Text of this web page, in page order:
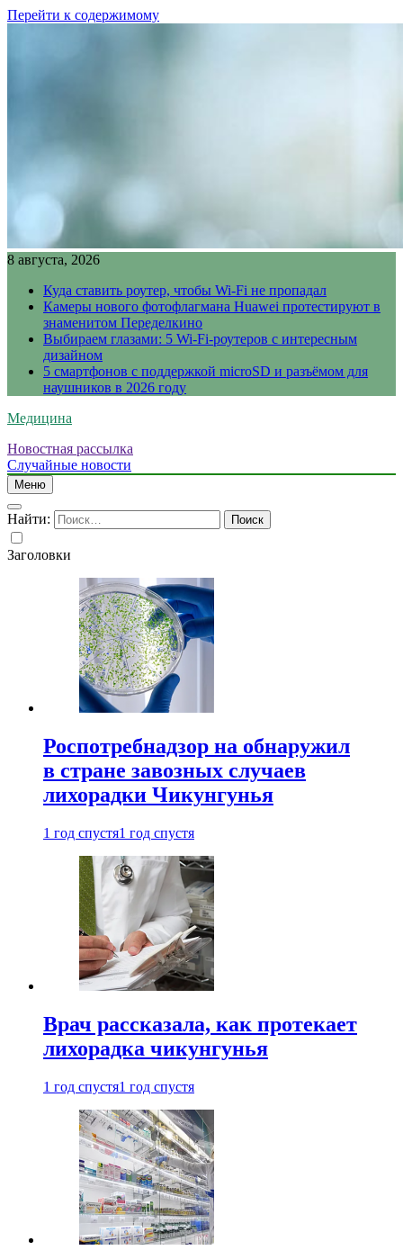
Перейти к содержимому
8 августа, 2026
Куда ставить роутер, чтобы Wi-Fi не пропадал
Камеры нового фотофлагмана Huawei протестируют в
знаменитом Переделкино
Выбираем глазами: 5 Wi-Fi-роутеров с интересным
дизайном
5 смартфонов с поддержкой microSD и разъёмом для
наушников в 2026 году
Медицина
Новостная рассылка
Случайные новости
Меню
Найти:
Заголовки
Роспотребнадзор на обнаружил
в стране завозных случаев
лихорадки Чикунгунья
1 год спустя1 год спустя
Врач рассказала, как протекает
лихорадка чикунгунья
1 год спустя1 год спустя